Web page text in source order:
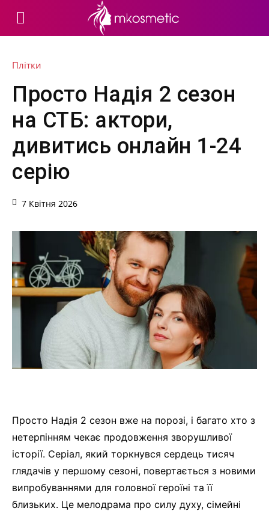
Плітки
Просто Надія 2 сезон
на СТБ: актори,
дивитись онлайн 1-24
серію
7 Квітня 2026
Просто Надія 2 сезон вже на порозі, і багато хто з
нетерпінням чекає продовження зворушливої
історії. Серіал, який торкнувся сердець тисяч
глядачів у першому сезоні, повертається з новими
випробуваннями для головної героїні та її
близьких. Це мелодрама про силу духу, сімейні